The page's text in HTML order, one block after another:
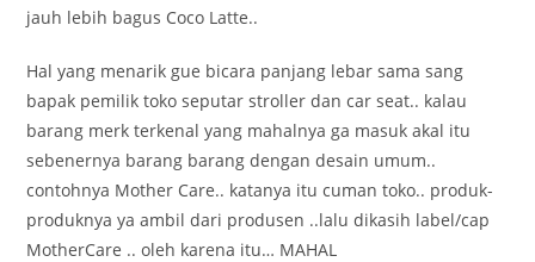
jauh lebih bagus Coco Latte..
Hal yang menarik gue bicara panjang lebar sama sang
bapak pemilik toko seputar stroller dan car seat.. kalau
barang merk terkenal yang mahalnya ga masuk akal itu
sebenernya barang barang dengan desain umum..
contohnya Mother Care.. katanya itu cuman toko.. produk-
produknya ya ambil dari produsen ..lalu dikasih label/cap
MotherCare .. oleh karena itu… MAHAL